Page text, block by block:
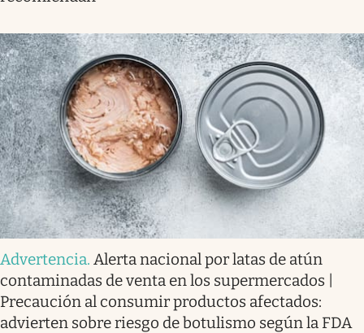
Advertencia. Alerta nacional por latas de atún
contaminadas de venta en los supermercados |
Precaución al consumir productos afectados:
advierten sobre riesgo de botulismo según la FDA